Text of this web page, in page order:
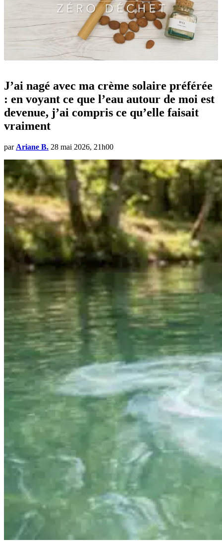
J’ai nagé avec ma crème solaire préférée
: en voyant ce que l’eau autour de moi est
devenue, j’ai compris ce qu’elle faisait
vraiment
par Ariane B. 28 mai 2026, 21h00